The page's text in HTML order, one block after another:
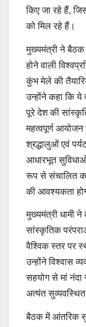
किए जा रहे हैं,
को मिल रहे हैं।
मुख्यमंत्री ने बैठक
होने वाली
कुंभ मेले की
उन्होंने कहा कि ये
पूरे देश की
महत्वपूर्ण
श्रद्धालुओं एवं
आधारभूत
रूप से संचालित
की आवश्यकता
मुख्यमंत्री धामी
सांस्कृतिक
वैश्विक स्तर पर
उन्होंने विश्वास
सहयोग से मां
अत्यंत
बैठक में आंतरिक